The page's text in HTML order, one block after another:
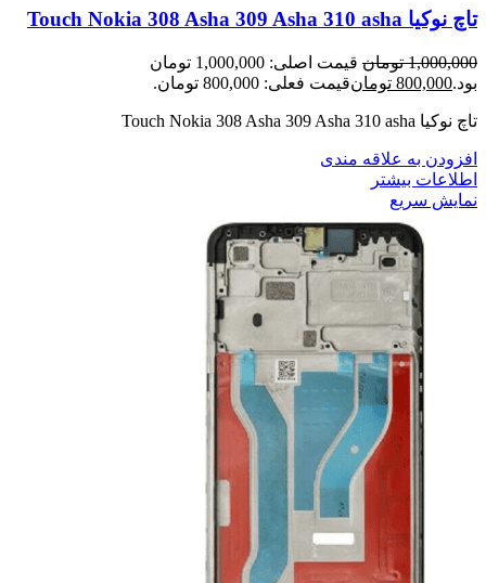
تاچ نوکیا Touch Nokia 308 Asha 309 Asha 310 asha
1,000,000 تومان
قیمت اصلی: 1,000,000 تومان
بود.800,000 تومانقیمت فعلی: 800,000 تومان.
تاچ نوکیا Touch Nokia 308 Asha 309 Asha 310 asha
افزودن به علاقه مندی
اطلاعات بیشتر
نمایش سریع